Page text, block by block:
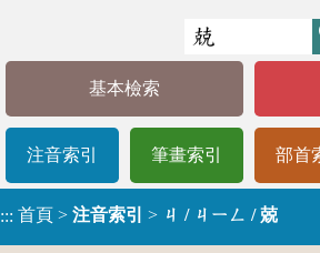
基本檢索
注音索引 筆畫索引 部首
::: 首頁 > 注音索引 > ㄐ / ㄐㄧㄥ / 兢